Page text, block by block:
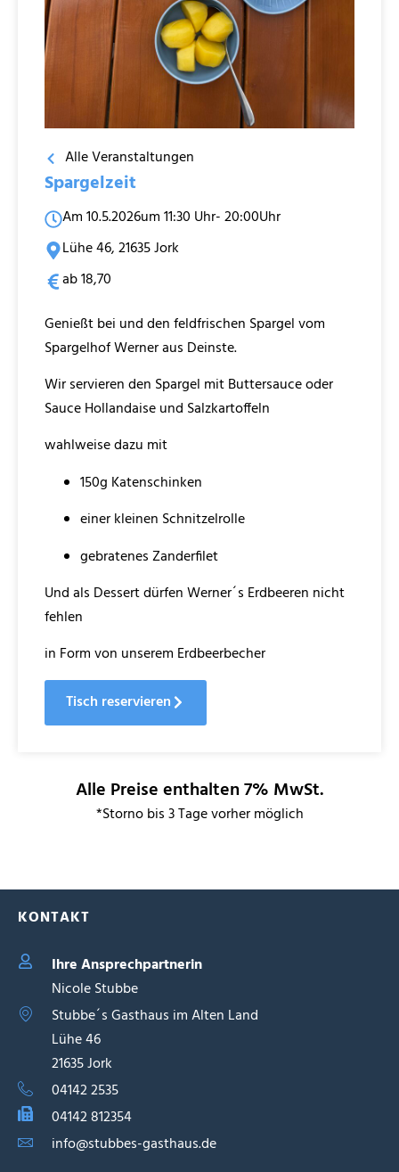
Alle Veranstaltungen
Spargelzeit
Am 10.5.2026um 11:30 Uhr- 20:00Uhr
Lühe 46, 21635 Jork
ab 18,70
Genießt bei und den feldfrischen Spargel vom
Spargelhof Werner aus Deinste.
Wir servieren den Spargel mit Buttersauce oder
Sauce Hollandaise und Salzkartoffeln
wahlweise dazu mit
150g Katenschinken
einer kleinen Schnitzelrolle
gebratenes Zanderfilet
Und als Dessert dürfen Werner´s Erdbeeren nicht
fehlen
in Form von unserem Erdbeerbecher
Tisch reservieren
Alle Preise enthalten 7% MwSt.
*Storno bis 3 Tage vorher möglich
KONTAKT
Ihre Ansprechpartnerin
Nicole Stubbe
Stubbe´s Gasthaus im Alten Land
Lühe 46
21635 Jork
04142 2535
04142 812354
info@stubbes-gasthaus.de